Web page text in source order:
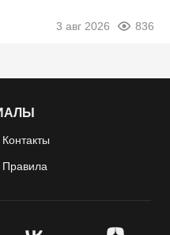
3 авг 2026 836
Контакты
Правила